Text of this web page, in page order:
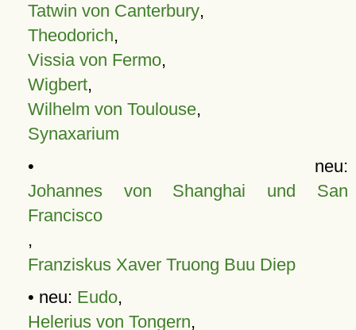
Tatwin von Canterbury,
Theodorich,
Vissia von Fermo,
Wigbert,
Wilhelm von Toulouse,
Synaxarium
• neu:
Johannes von Shanghai und San
Francisco
,
Franziskus Xaver Truong Buu Diep
• neu: Eudo,
Helerius von Tongern,